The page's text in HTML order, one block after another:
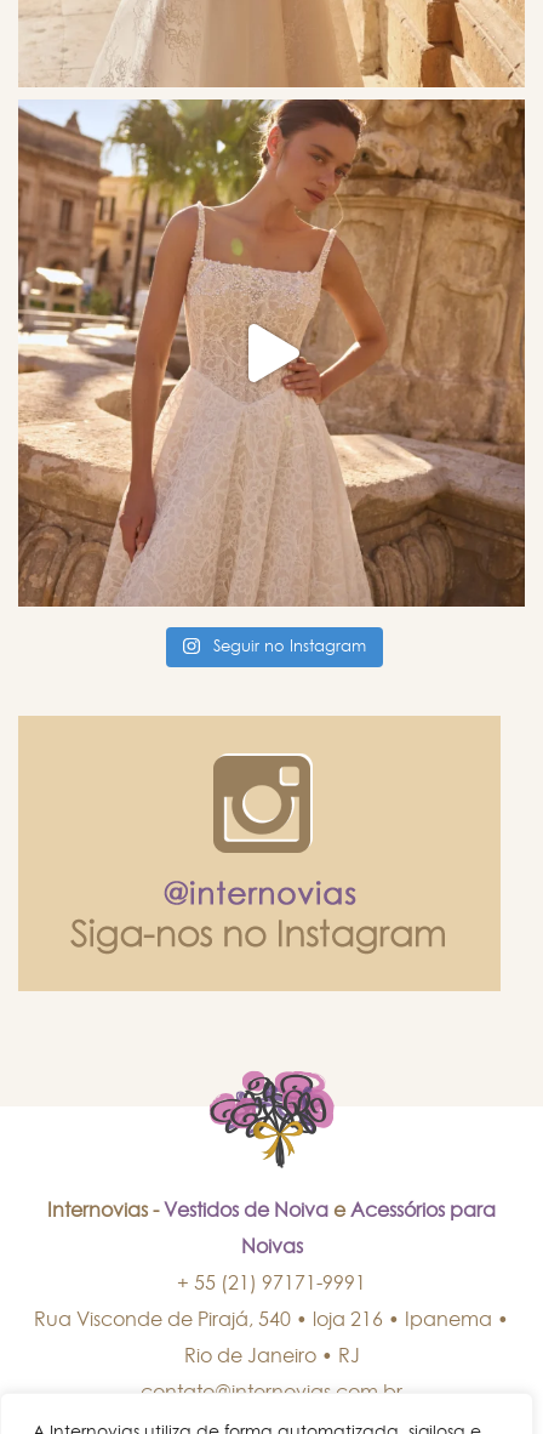
Seguir no Instagram
Internovias - Vestidos de Noiva e Acessórios para
Noivas
+ 55 (21) 97171-9991
Rua Visconde de Pirajá, 540 • loja 216 • Ipanema •
Rio de Janeiro• RJ
contato@internovias.com.br